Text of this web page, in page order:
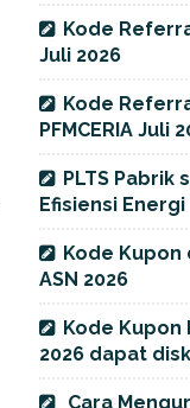
Kode
Juli 2026
Kode
PFMCERIA Juli
PLTS Pabrik
Efisiensi
Kode
ASN 2026
Kode Kupon
2026 dapat
Cara